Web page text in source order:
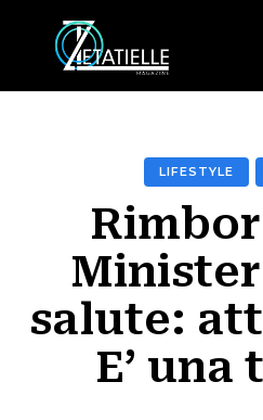
LIFESTYLE
salute:
E’